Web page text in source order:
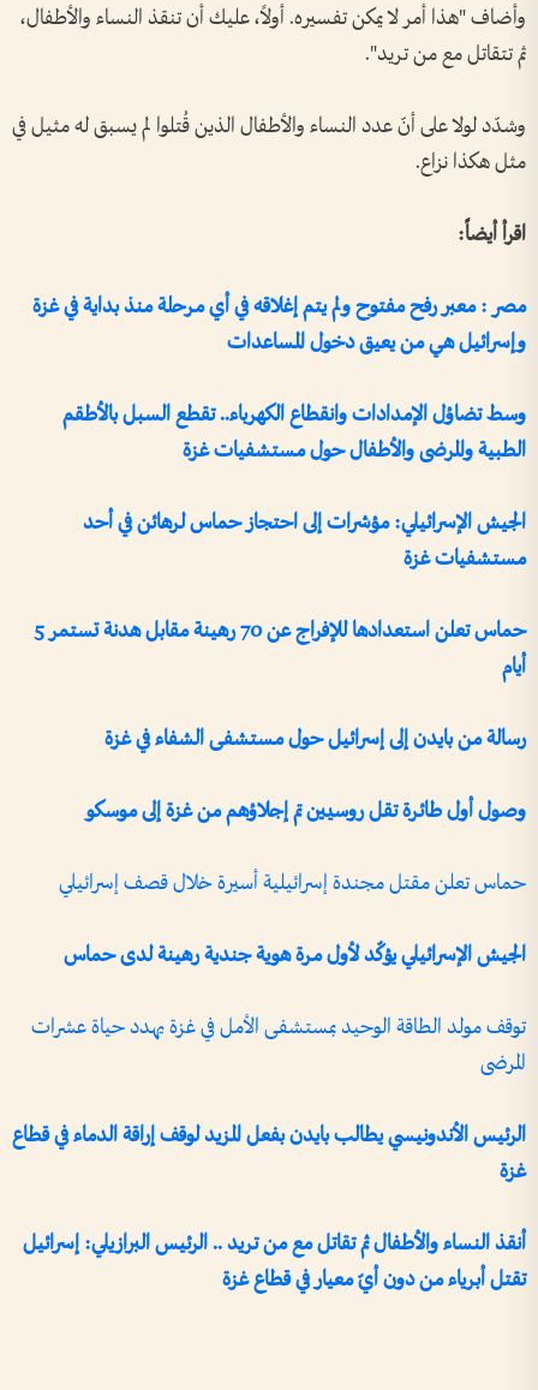
وأضاف "هذا أمر لا يمكن تفسيره. أولاً، عليك أن تنقذ النساء والأطفال،
ثم تتقاتل مع من تريد".
وشدّد لولا على أنّ عدد النساء والأطفال الذين قُتلوا لم يسبق له مثيل في
مثل هكذا نزاع.
اقرأ أيضاً:
مصر : معبر رفح مفتوح ولم يتم إغلاقه في أي مرحلة منذ بداية في غزة
وإسرائيل هي من يعيق دخول المساعدات
وسط تضاؤل الإمدادات وانقطاع الكهرباء.. تقطع السبل بالأطقم
الطبية والمرضى والأطفال حول مستشفيات غزة
الجيش الإسرائيلي: مؤشرات إلى احتجاز حماس لرهائن في أحد
مستشفيات غزة
حماس تعلن استعدادها للإفراج عن 70 رهينة مقابل هدنة تستمر 5
أيام
رسالة من بايدن إلى إسرائيل حول مستشفى الشفاء في غزة
وصول أول طائرة تقل روسيين تم إجلاؤهم من غزة إلى موسكو
حماس تعلن مقتل مجندة إسرائيلية أسيرة خلال قصف إسرائيلي
الجيش الإسرائيلي يؤكّد لأول مرة هوية جندية رهينة لدى حماس
توقف مولد الطاقة الوحيد بمستشفى الأمل في غزة يهدد حياة عشرات
المرضى
الرئيس الأندونيسي يطالب بايدن بفعل المزيد لوقف إراقة الدماء في قطاع
غزة
أنقذ النساء والأطفال ثم تقاتل مع من تريد .. الرئيس البرازيلي: إسرائيل
تقتل أبرياء من دون أيّ معيار في قطاع غزة